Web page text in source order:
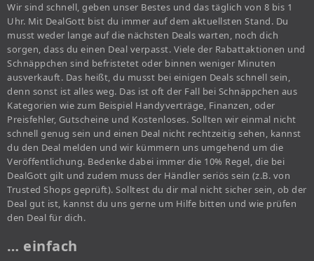
Wir sind schnell, geben unser Bestes und das täglich von 8 bis 1
Uhr. Mit DealGott bist du immer auf dem aktuellsten Stand. Du
musst weder lange auf die nächsten Deals warten, noch dich
sorgen, dass du einen Deal verpasst. Viele der Rabattaktionen und
Schnäppchen sind befristetet oder binnen weniger Minuten
ausverkauft. Das heißt, du musst bei einigen Deals schnell sein,
denn sonst ist alles weg. Das ist oft der Fall bei Schnäppchen aus
Kategorien wie zum Beispiel Handyverträge, Finanzen, oder
Preisfehler, Gutscheine und Kostenloses. Sollten wir einmal nicht
schnell genug sein und einen Deal nicht rechtzeitig sehen, kannst
du den Deal melden und wir kümmern uns umgehend um die
Veröffentlichung. Bedenke dabei immer die 10% Regel, die bei
DealGott gilt und zudem muss der Händler seriös sein (z.B. von
Trusted Shops geprüft). Solltest du dir mal nicht sicher sein, ob der
Deal gut ist, kannst du uns gerne um Hilfe bitten und wie prüfen
den Deal für dich.
… einfach